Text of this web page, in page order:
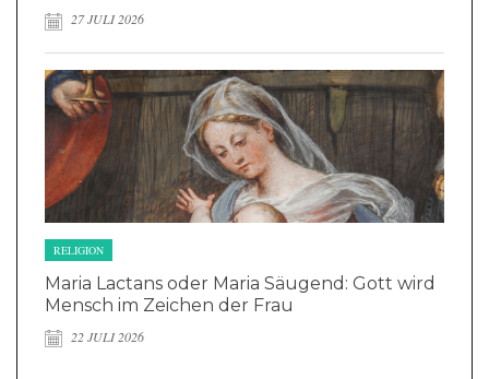
27 JULI 2026
RELIGION
Maria Lactans oder Maria Säugend: Gott wird
Mensch im Zeichen der Frau
22 JULI 2026